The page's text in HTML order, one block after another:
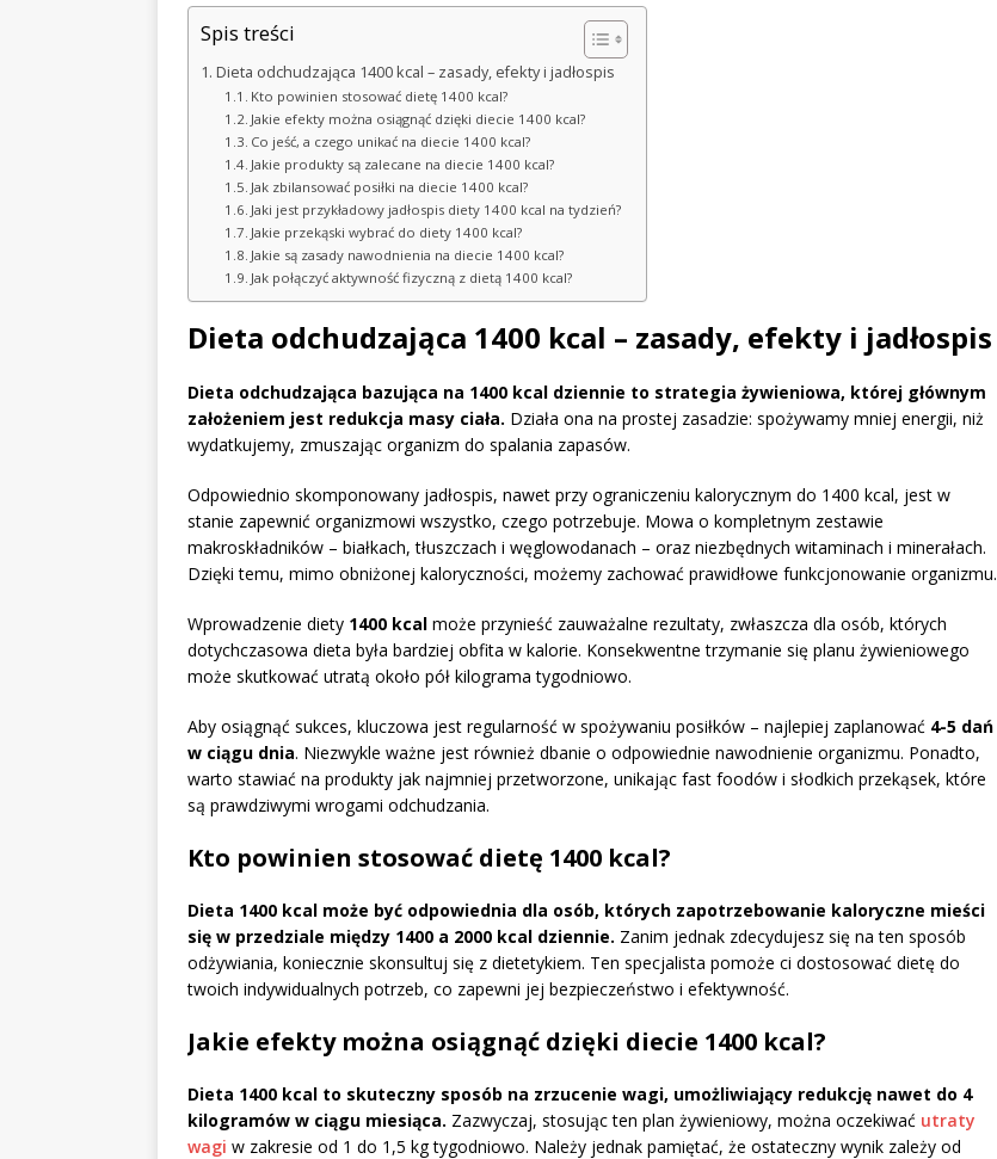
Spis treści
Dieta odchudzająca 1400 kcal – zasady, efekty i jadłospis
Kto powinien stosować dietę 1400 kcal?
Jakie efekty można osiągnąć dzięki diecie 1400 kcal?
Co jeść, a czego unikać na diecie 1400 kcal?
Jakie produkty są zalecane na diecie 1400 kcal?
Jak zbilansować posiłki na diecie 1400 kcal?
Jaki jest przykładowy jadłospis diety 1400 kcal na tydzień?
Jakie przekąski wybrać do diety 1400 kcal?
Jakie są zasady nawodnienia na diecie 1400 kcal?
Jak połączyć aktywność fizyczną z dietą 1400 kcal?
Dieta odchudzająca 1400 kcal – zasady, efekty i jadłospis
Dieta odchudzająca bazująca na 1400 kcal dziennie to strategia żywieniowa, której głównym
założeniem jest redukcja masy ciała. Działa ona na prostej zasadzie: spożywamy mniej energii, niż
wydatkujemy, zmuszając organizm do spalania zapasów.
Odpowiednio skomponowany jadłospis, nawet przy ograniczeniu kalorycznym do 1400 kcal, jest w
stanie zapewnić organizmowi wszystko, czego potrzebuje. Mowa o kompletnym zestawie
makroskładników – białkach, tłuszczach i węglowodanach – oraz niezbędnych witaminach i minerałach.
Dzięki temu, mimo obniżonej kaloryczności, możemy zachować prawidłowe funkcjonowanie organizmu.
Wprowadzenie diety 1400 kcal może przynieść zauważalne rezultaty, zwłaszcza dla osób, których
dotychczasowa dieta była bardziej obfita w kalorie. Konsekwentne trzymanie się planu żywieniowego
może skutkować utratą około pół kilograma tygodniowo.
Aby osiągnąć sukces, kluczowa jest regularność w spożywaniu posiłków – najlepiej zaplanować 4-5 dań
w ciągu dnia. Niezwykle ważne jest również dbanie o odpowiednie nawodnienie organizmu. Ponadto,
warto stawiać na produkty jak najmniej przetworzone, unikając fast foodów i słodkich przekąsek, które
są prawdziwymi wrogami odchudzania.
Kto powinien stosować dietę 1400 kcal?
Dieta 1400 kcal może być odpowiednia dla osób, których zapotrzebowanie kaloryczne mieści
się w przedziale między 1400 a 2000 kcal dziennie. Zanim jednak zdecydujesz się na ten sposób
odżywiania, koniecznie skonsultuj się z dietetykiem. Ten specjalista pomoże ci dostosować dietę do
twoich indywidualnych potrzeb, co zapewni jej bezpieczeństwo i efektywność.
Jakie efekty można osiągnąć dzięki diecie 1400 kcal?
Dieta 1400 kcal to skuteczny sposób na zrzucenie wagi, umożliwiający redukcję nawet do 4
kilogramów w ciągu miesiąca. Zazwyczaj, stosując ten plan żywieniowy, można oczekiwać utraty
wagi w zakresie od 1 do 1,5 kg tygodniowo. Należy jednak pamiętać, że ostateczny wynik zależy od